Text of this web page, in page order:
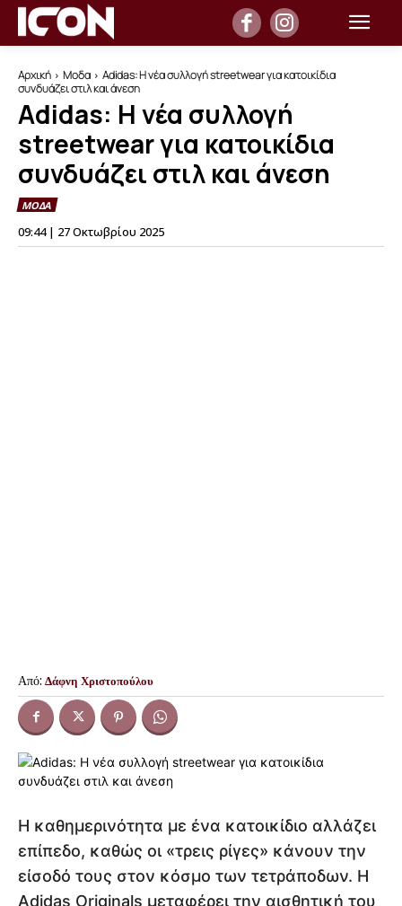
Αρχική Μοδα
Adidas: Η νέα συλλογή streetwear για κατοικίδια
συνδυάζει στιλ και άνεση
Adidas: Η νέα συλλογή
streetwear για κατοικίδια
συνδυάζει στιλ και άνεση
ΜΟΔΑ
09:44 | 27 Οκτωβρίου 2025
Από: Δάφνη Χριστοπούλου
Η καθημερινότητα με ένα κατοικίδιο αλλάζει
επίπεδο, καθώς οι «τρεις ρίγες» κάνουν την
είσοδό τους στον κόσμο των τετράποδων. Η
Adidas Originals μεταφέρει την αισθητική του